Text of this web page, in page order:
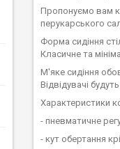
Пропонуємо вам
перукарського
Форма сидіння
Класичне та
М'яке сидіння
Відвідувачі
Характеристики
- пневматичне
- кут обертання